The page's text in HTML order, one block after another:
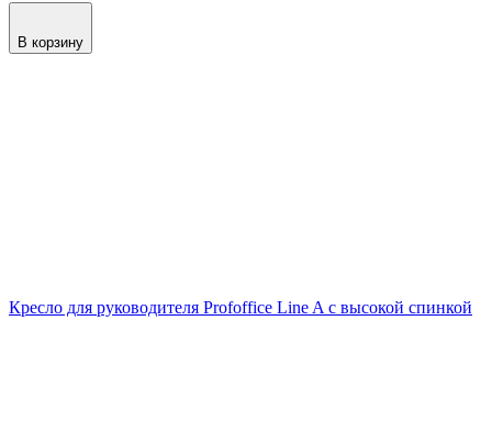
В корзину
Кресло для руководителя Profoffice Line A с высокой спинкой